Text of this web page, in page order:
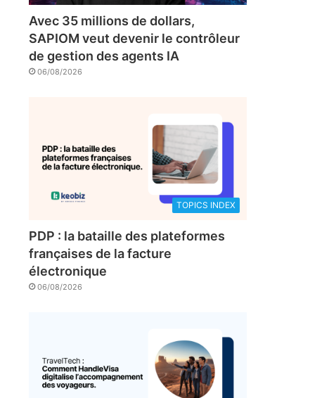
Avec 35 millions de dollars,
SAPIOM veut devenir le contrôleur
de gestion des agents IA
06/08/2026
TOPICS INDEX
PDP : la bataille des plateformes
françaises de la facture
électronique
06/08/2026